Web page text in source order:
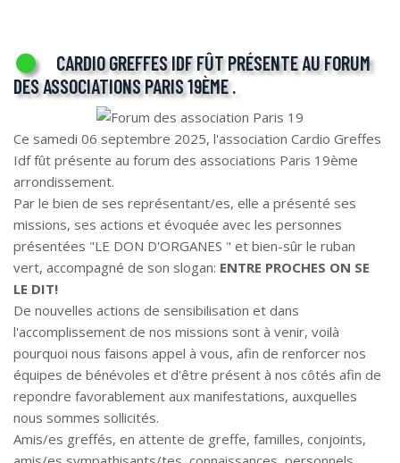
CARDIO GREFFES IDF FÛT PRÉSENTE AU FORUM
DES ASSOCIATIONS PARIS 19ÈME .
Ce samedi 06 septembre 2025, l'association Cardio Greffes
Idf fût présente au forum des associations Paris 19ème
arrondissement.
Par le bien de ses représentant/es, elle a présenté ses
missions, ses actions et évoquée avec les personnes
présentées "LE DON D'ORGANES " et bien-sûr le ruban
vert, accompagné de son slogan: ENTRE PROCHES ON SE
LE DIT!
De nouvelles actions de sensibilisation et dans
l'accomplissement de nos missions sont à venir, voilà
pourquoi nous faisons appel à vous, afin de renforcer nos
équipes de bénévoles et d'être présent à nos côtés afin de
repondre favorablement aux manifestations, auxquelles
nous sommes sollicités.
Amis/es greffés, en attente de greffe, familles, conjoints,